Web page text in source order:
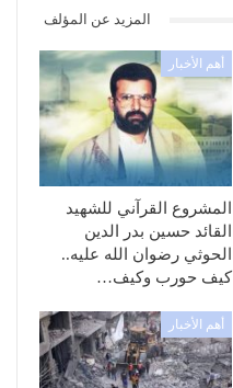
المزيد عن المؤلف
أهم الأخبار
المشروع القرآني للشهيد
القائد حسين بدر الدين
الحوثي رضوان الله عليه..
كيف حورب وكيف…
أهم الأخبار